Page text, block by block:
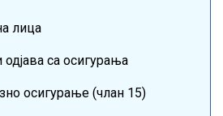
лица
са осигурања
осигурање (члан 15)